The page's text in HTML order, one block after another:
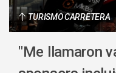
TURISMO CARRETERA
"Me llamaron